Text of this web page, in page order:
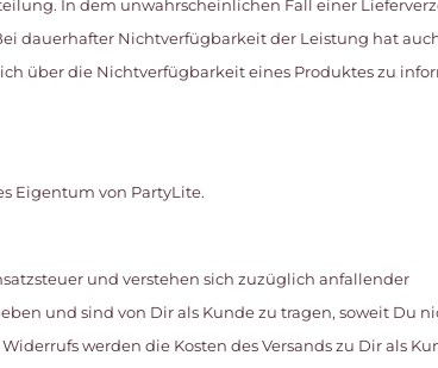
In dem unwahrscheinlichen Fall einer
dauerhafter Nichtverfügbarkeit der Leistung hat
über die Nichtverfügbarkeit eines Produktes zu
Eigentum von PartyLite.
und verstehen sich zuzüglich anfallender
und sind von Dir als Kunde zu tragen, soweit Du
werden die Kosten des Versands zu Dir als